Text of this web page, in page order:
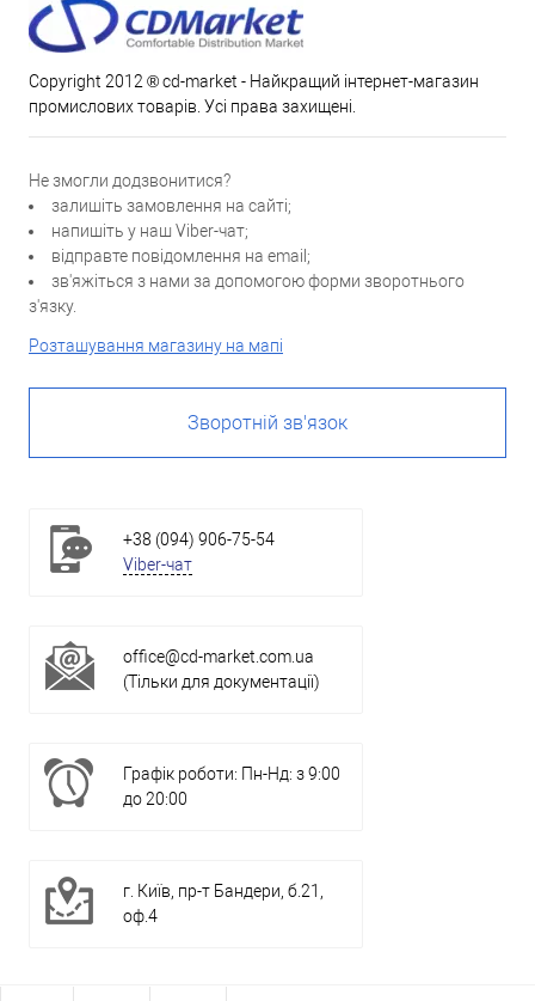
Copyright 2012 ® cd-market - Найкращий інтернет-магазин
промислових товарів. Усі права захищені.
Не змогли додзвонитися?
залишіть замовлення на сайті;
напишіть у наш Viber-чат;
відправте повідомлення на email;
зв'яжіться з нами за допомогою форми зворотнього
з'язку.
Розташування магазину на мапі
Зворотній зв'язок
+38 (094) 906-75-54
Viber-чат
office@cd-market.com.ua
(Тільки для документації)
Графік роботи: Пн-Нд: з 9:00
до 20:00
г. Київ, пр-т Бандери, б.21,
оф.4